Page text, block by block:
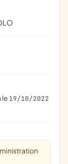
le 19/10/2022